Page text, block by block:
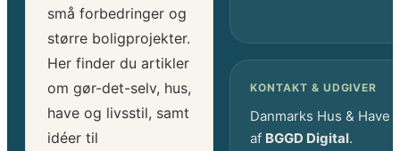
små forbedringer og
større boligprojekter.
Her finder du artikler
om gør-det-selv, hus,
have og livsstil, samt
idéer til
KONTAKT & UDGIVER
Danmarks Hus & Have
af BGGD Digital.